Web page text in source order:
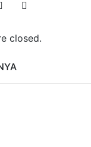
closed.